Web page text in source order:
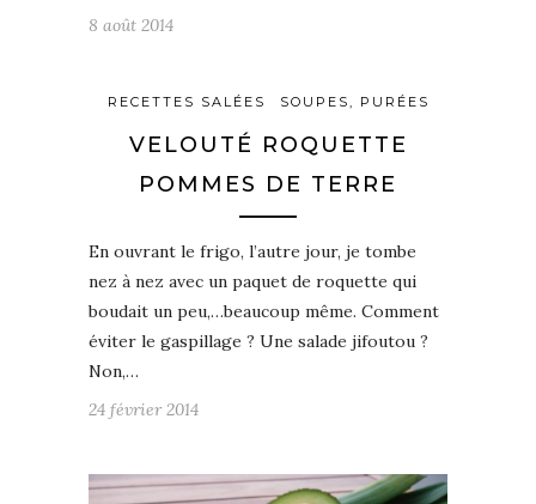
8 août 2014
RECETTES SALÉES SOUPES, PURÉES
VELOUTÉ ROQUETTE
POMMES DE TERRE
En ouvrant le frigo, l’autre jour, je tombe
nez à nez avec un paquet de roquette qui
boudait un peu,…beaucoup même. Comment
éviter le gaspillage ? Une salade jifoutou ?
Non,…
24 février 2014